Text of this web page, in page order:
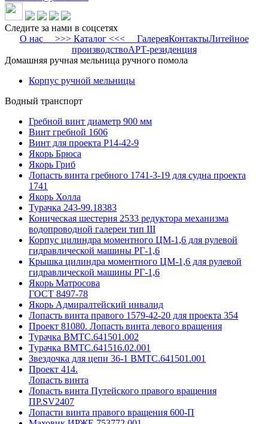
Следите за нами в соцсетях
О нас>>> Каталог <<< ГалереяКонтактыЛитейное
производствоАРТ-резиденция
Домашняя ручная мельница ручного помола
Корпус ручной мельницы
Водный транспорт
Гребной винт диаметр 900 мм
Винт гребной 1606
Винт для проекта Р14-42-9
Якорь Брюса
Якорь Гриб
Лопасть винта гребного 1741-3-19 для судна проекта
1741
Якорь Холла
Турачка 243-99.18383
Коническая шестерня 2533 редуктора механизма
водопроводной галереи тип III
Корпус цилиндра моментного ЦМ-1,6 для рулевой
гидравлической машины РГ-1,6
Крышка цилиндра моментного ЦМ-1,6 для рулевой
гидравлической машины РГ-1,6
Якорь Матросова
ГОСТ 8497-78
Якорь Адмиралтейский инвалид
Лопасть винта правого 1579-42-20 для проекта 354
Проект 81080. Лопасть винта левого вращения
Турачка ВМТС.641501.002
Турачка ВМТС.641516.02.001
Звездочка для цепи 36-1 ВМТС.641501.001
Проект 414.
Лопасть винта
Лопасть винта Путейского правого вращения
ПР.SV2407
Лопасти винта правого вращения 600-П